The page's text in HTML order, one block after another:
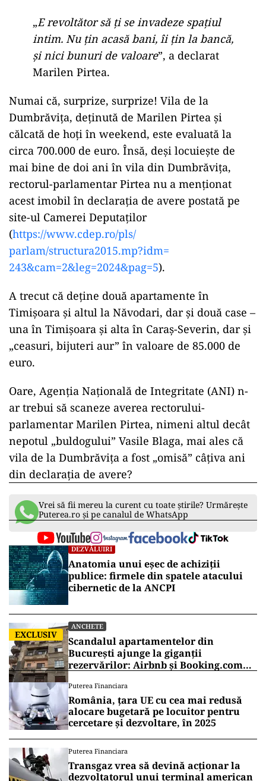
„E revoltător să ți se invadeze spațiul
intim. Nu țin acasă bani, îi țin la bancă,
și nici bunuri de valoare”, a declarat
Marilen Pirtea.
Numai că, surprize, surprize! Vila de la
Dumbrăvița, deținută de Marilen Pirtea și
călcată de hoți în weekend, este evaluată la
circa 700.000 de euro. Însă, deși locuiește de
mai bine de doi ani în vila din Dumbrăvița,
rectorul-parlamentar Pirtea nu a menționat
acest imobil în declarația de avere postată pe
site-ul Camerei Deputaților
(https://www.cdep.ro/pls/
parlam/structura2015.mp?idm=
243&cam=2&leg=2024&pag=5).
A trecut că deține două apartamente în
Timișoara și altul la Năvodari, dar și două case –
una în Timișoara și alta în Caraș-Severin, dar și
„ceasuri, bijuteri aur” în valoare de 85.000 de
euro.
Oare, Agenția Națională de Integritate (ANI) n-
ar trebui să scaneze averea rectorului-
parlamentar Marilen Pirtea, nimeni altul decât
nepotul „buldogului” Vasile Blaga, mai ales că
vila de la Dumbrăvița a fost „omisă” câțiva ani
din declarația de avere?
Vrei să fii mereu la curent cu toate știrile? Urmărește
Puterea.ro și pe canalul de WhatsApp
DEZVĂLUIRI
Anatomia unui eșec de achiziții
publice: firmele din spatele atacului
cibernetic de la ANCPI
EXCLUSIV
ANCHETE
Scandalul apartamentelor din
București ajunge la giganții
rezervărilor: Airbnb și Booking.com
Puterea Financiara
România, țara UE cu cea mai redusă
alocare bugetară pe locuitor pentru
cercetare și dezvoltare, în 2025
Puterea Financiara
Transgaz vrea să devină acționar la
dezvoltatorul unui terminal american